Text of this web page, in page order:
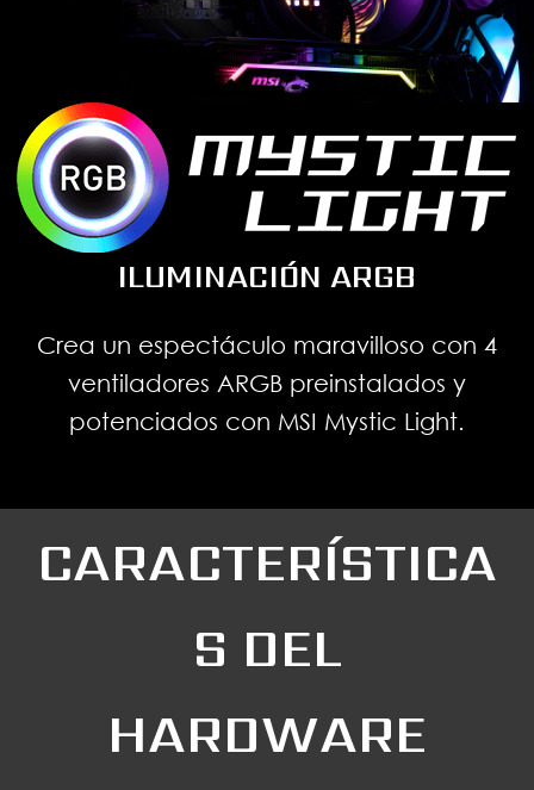
ILUMINACIÓN ARGB
Crea un espectáculo maravilloso con 4
ventiladores ARGB preinstalados y
potenciados con MSI Mystic Light.
CARACTERÍSTICA
S DEL
HARDWARE